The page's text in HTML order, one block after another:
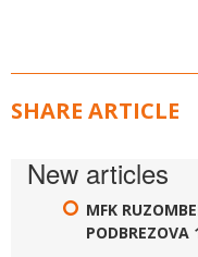
SHARE ARTICLE
New articles
MFK
PODBREZOVA